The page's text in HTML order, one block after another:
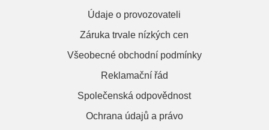
Údaje o provozovateli
Záruka trvale nízkých cen
Všeobecné obchodní podmínky
Reklamační řád
Společenská odpovědnost
Ochrana údajů a právo